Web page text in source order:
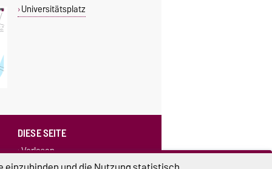
Universitätsplatz
DIESE SEITE
Vorlesen
Drucken